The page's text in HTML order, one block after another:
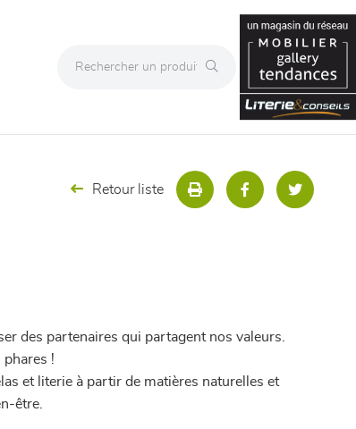
Retour liste
des partenaires qui partagent nos valeurs.
phares !
et literie à partir de matières naturelles et
être.